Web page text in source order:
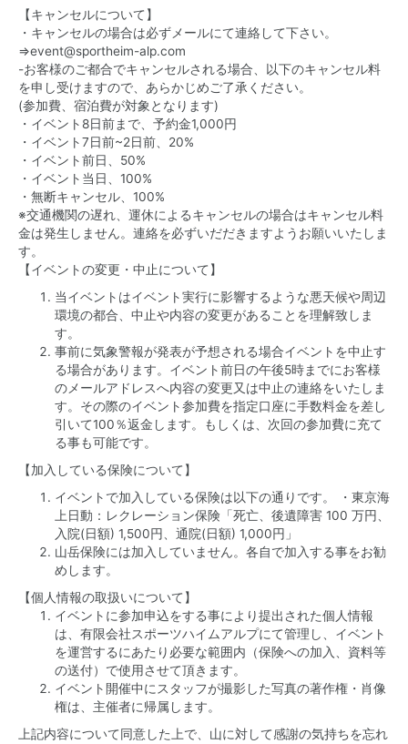
【キャンセルについて】
・キャンセルの場合は必ずメールにて連絡して下さい。
⇒event@sportheim-alp.com
-お客様のご都合でキャンセルされる場合、以下のキャンセル料
を申し受けますので、あらかじめご了承ください。
(参加費、宿泊費が対象となります)
・イベント8日前まで、予約金1,000円
・イベント7日前~2日前、20%
・イベント前日、50%
・イベント当日、100%
・無断キャンセル、100%
※交通機関の遅れ、運休によるキャンセルの場合はキャンセル料
金は発生しません。連絡を必ずいだだきますようお願いいたしま
す。
【イベントの変更・中止について】
当イベントはイベント実行に影響するような悪天候や周辺
環境の都合、中止や内容の変更があることを理解致しま
す。
事前に気象警報が発表が予想される場合イベントを中止す
る場合があります。イベント前日の午後5時までにお客様
のメールアドレスへ内容の変更又は中止の連絡をいたしま
す。その際のイベント参加費を指定口座に手数料金を差し
引いて100％返金します。もしくは、次回の参加費に充て
る事も可能です。
【加入している保険について】
イベントで加入している保険は以下の通りです。 ・東京海
上日動：レクレーション保険「死亡、後遺障害 100 万円、
入院(日額) 1,500円、通院(日額) 1,000円」
山岳保険には加入していません。各自で加入する事をお勧
めします。
【個人情報の取扱いについて】
イベントに参加申込をする事により提出された個人情報
は、有限会社スポーツハイムアルプにて管理し、イベント
を運営するにあたり必要な範囲内（保険への加入、資料等
の送付）で使用させて頂きます。
イベント開催中にスタッフが撮影した写真の著作権・肖像
権は、主催者に帰属します。
上記内容について同意した上で、山に対して感謝の気持ちを忘れ